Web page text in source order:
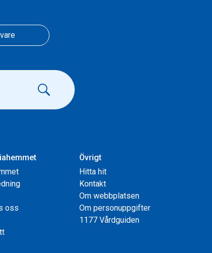
oss
Övrigt
Hitta hit
Kontakt
Om webbplatsen
Om personuppgifter
1177 Vårdguiden